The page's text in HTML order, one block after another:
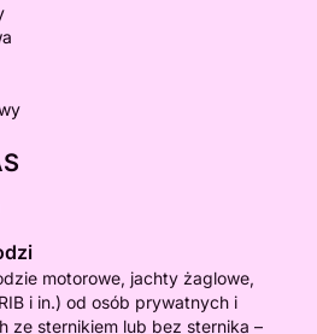
motorowe, jachty żaglowe,
i in.) od osób prywatnych i
ze sternikiem lub bez sternika –